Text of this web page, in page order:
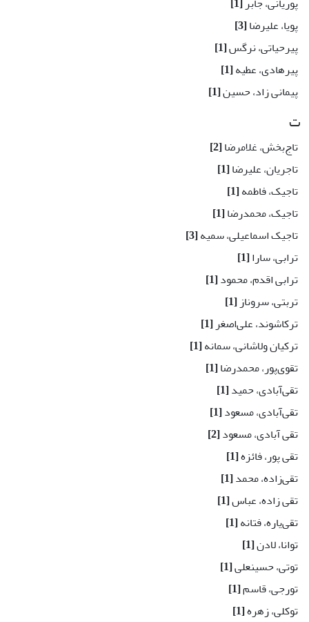
پویا، علیرضا[3]
پیرحیاتی، نرگس[1]
پیرهادی، عطیه[1]
پیمانی زاد، حسین[1]
ت
تاج‌بخش، غلامرضا[2]
تاجریان، علیرضا[1]
تاجیک، فاطمه[1]
تاجیک، محمدرضا[1]
تاجیک اسماعیلی، سمیه[3]
ترابی، سارا[1]
ترابی اقدم، محمود[1]
تربتی، سروناز[1]
ترکاشوند، علی‌اصغر[1]
ترکیان ولاشانی، سمانه[1]
تقوی‌پور، محمدرضا[1]
تقی‌آبادی، حمید[1]
تقی‌آبادی، مسعود[1]
تقی آبادی، مسعود[2]
تقی پور، فائزه[1]
تقی‌زاده، محمد[1]
تقی زاده، عباس[1]
تقی‌یاره، فتانه[1]
توانا، لادن[1]
توتی، حسینعلی[1]
تورجی، قاسم[1]
توکلی، زهره[1]